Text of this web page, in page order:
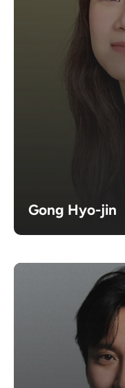
Gong Hyo-jin